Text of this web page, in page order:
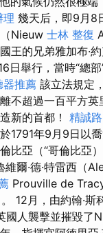
理 幾天后，即9月8
Nieuw 士林 整復
王的兄弟雅加布·
日舉行，當時“總部
器推薦 該立法規定
不超過一百平方
新的首都！ 精誠
1791年9月9日以
比亞（“哥倫比亞
維爾·德·特雷西（
Prouville de
12月，由約翰·斯
國人襲擊並摧毀了